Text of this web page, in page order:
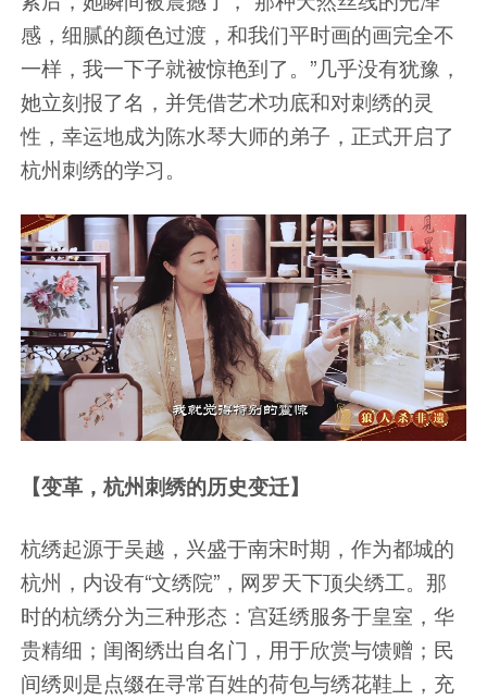
感，细腻的颜色过渡，和我们平时画的画完全不
一样，我一下子就被惊艳到了。”几乎没有犹豫，
她立刻报了名，并凭借艺术功底和对刺绣的灵
性，幸运地成为陈水琴大师的弟子，正式开启了
杭州刺绣的学习。
【变革，杭州刺绣的历史变迁】
杭绣起源于吴越，兴盛于南宋时期，作为都城的
杭州，内设有“文绣院”，网罗天下顶尖绣工。那
时的杭绣分为三种形态：宫廷绣服务于皇室，华
贵精细；闺阁绣出自名门，用于欣赏与馈赠；民
间绣则是点缀在寻常百姓的荷包与绣花鞋上，充